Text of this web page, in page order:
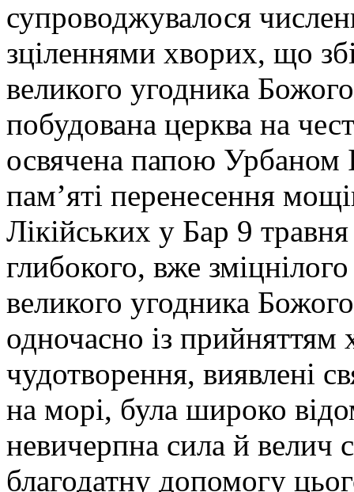
супроводжувалося
зціленнями хворих, що
великого угодника
побудована церква на
освячена папою Урбаном
пам’яті перенесення
Лікійських у Бар 9
глибокого, вже
великого угодника
одночасно із прийняттям
чудотворення, виявлені
на морі, була широко
невичерпна сила й велич
благодатну допомогу